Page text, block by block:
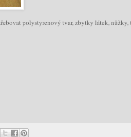
polystyrenový tvar, zbytky látek,